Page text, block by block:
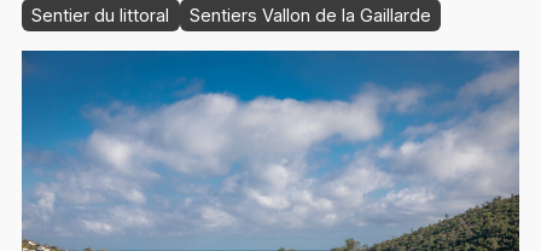
Sentier du littoral Sentiers Vallon de la Gaillarde